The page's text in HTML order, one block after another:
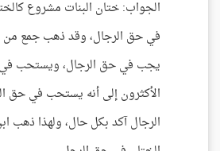
الجواب: ختان البنات مشروع
في حق الرجال، وقد ذهب جمع من
يجب في حق الرجال، ويستحب
الأكثرون إلى أنه يستحب في حق
الرجال آكد بكل حال، ولهذا ذهب